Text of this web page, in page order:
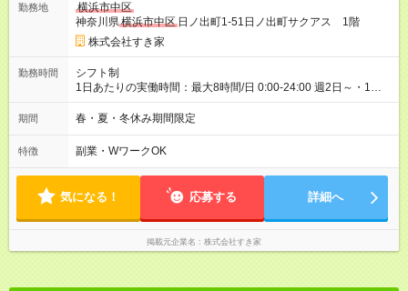
30日（※条件変更なし）ですが、切り上げで一ヶ月とさせてい
ただきます。 研修制度あり：15時間(研修中も同時給）
勤務地
横浜市中区
神奈川県横浜市中区 日ノ出町1-51日ノ出町サクアス 1階
株式会社すき家
勤務時間
シフト制
1日あたりの実働時間：最大8時間/日 0:00-24:00 週2日～・1日
2h～OK ＜シフト例＞ 〇朝帯 5:00-9:00 〇昼帯 9:00-14:00 〇午
後帯 14:00-18:00 〇夜帯 18:00-22:00 〇深夜帯 22:00-翌5:00 基
ます♪
期間 春・夏・冬休み期間限定
特徴 副業・WワークOK
気になる！ 応募する 詳細へ
掲載元企業名 株式会社すき家